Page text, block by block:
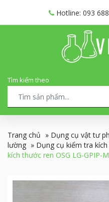
Hotline: 093
Tìm kiếm theo
Trang chủ » Dụng cụ vật tư
lường » Dụng cụ kiểm tra
kích thước ren OSG LG-GPIP-